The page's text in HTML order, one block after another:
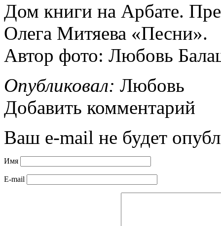
Дом книги на Арбате.
Олега Митяева «Песни».
Автор фото: Любовь
Опубликовал: Любовь
Добавить комментарий
Ваш e-mail не будет
Имя
E-mail